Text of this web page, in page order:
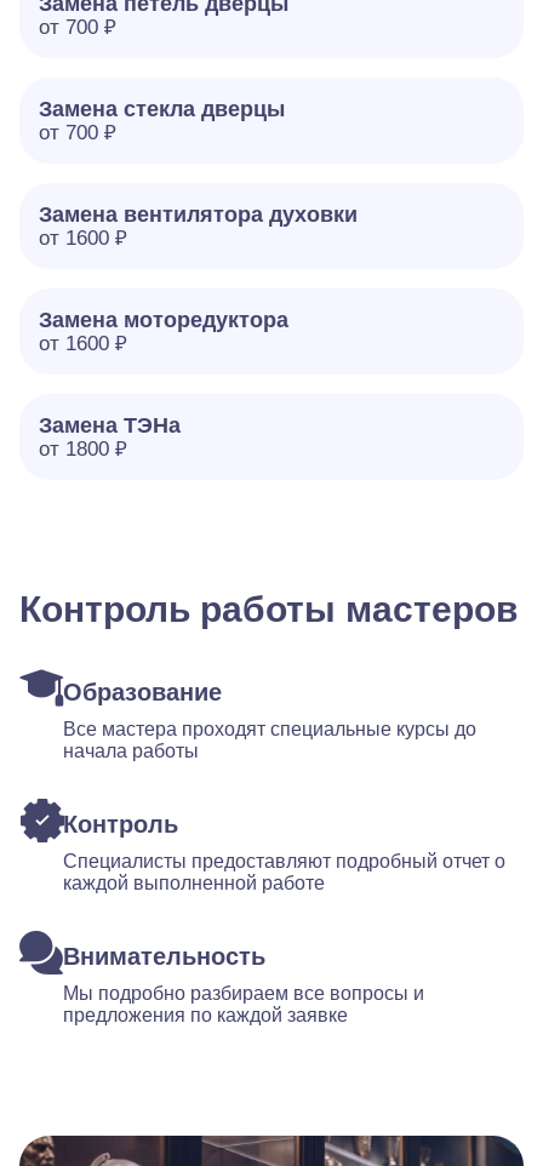
от 700 ₽
Замена стекла дверцы
от 700 ₽
Замена вентилятора духовки
от 1600 ₽
Замена моторедуктора
от 1600 ₽
Замена ТЭНа
от 1800 ₽
Контроль работы мастеров
Образование
Все мастера проходят специальные курсы до
начала работы
Контроль
Специалисты предоставляют подробный отчет о
каждой выполненной работе
Внимательность
Мы подробно разбираем все вопросы и
предложения по каждой заявке